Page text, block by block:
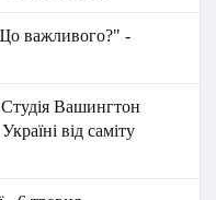
важливого?" -
Вашингтон
від саміту